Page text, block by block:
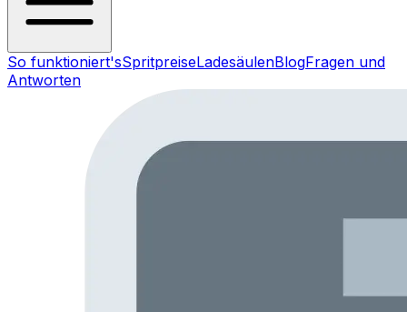
So funktioniert'sSpritpreiseLadesäulenBlogFragen und
Antworten